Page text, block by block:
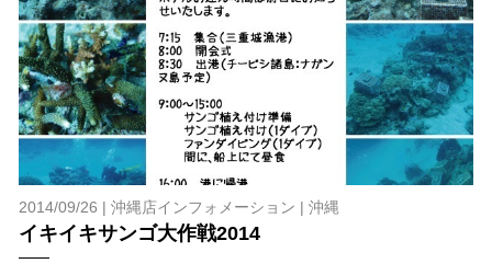
2014/09/26 | 沖縄店インフォメーション | 沖縄
イキイキサンゴ大作戦2014